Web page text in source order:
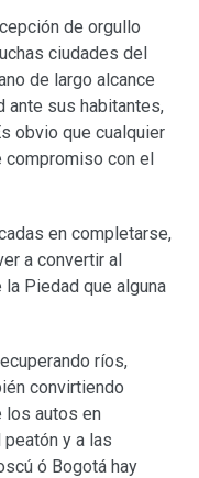
de orgullo
ciudades del
de largo alcance
ante sus habitantes,
obvio que cualquier
compromiso con el
en completarse,
a convertir al
Piedad que alguna
ríos,
convirtiendo
los autos en
y a las
ó Bogotá hay